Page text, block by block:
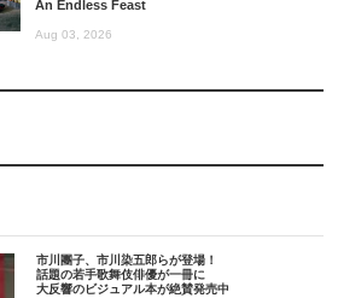
An Endless Feast
Aug 03, 2026
市川團子、市川染五郎らが登場！
話題の若手歌舞伎俳優が一冊に
大反響のビジュアル本が絶賛発売中